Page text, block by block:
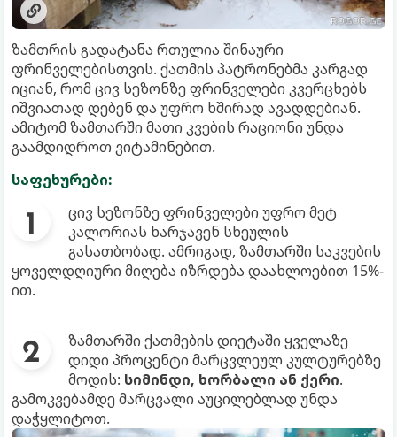
ზამთრის გადატანა რთულია შინაური
ფრინველებისთვის. ქათმის პატრონებმა კარგად
იციან, რომ ცივ სეზონზე ფრინველები კვერცხებს
იშვიათად დებენ და უფრო ხშირად ავადდებიან.
ამიტომ ზამთარში მათი კვების რაციონი უნდა
გაამდიდროთ ვიტამინებით.
საფეხურები:
ცივ სეზონზე ფრინველები უფრო მეტ
კალორიას ხარჯავენ სხეულის
გასათბობად. ამრიგად, ზამთარში საკვების
ყოველდღიური მიღება იზრდება დაახლოებით 15%-
ით.
ზამთარში ქათმების დიეტაში ყველაზე
დიდი პროცენტი მარცვლეულ კულტურებზე
მოდის: სიმინდი, ხორბალი ან ქერი.
გამოკვებამდე მარცვალი აუცილებლად უნდა
დაჭყლიტოთ.